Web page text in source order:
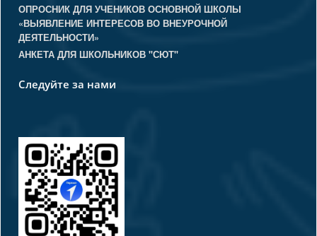
ОПРОСНИК ДЛЯ УЧЕНИКОВ ОСНОВНОЙ ШКОЛЫ
«ВЫЯВЛЕНИЕ ИНТЕРЕСОВ ВО ВНЕУРОЧНОЙ
ДЕЯТЕЛЬНОСТИ»
АНКЕТА ДЛЯ ШКОЛЬНИКОВ "СЮТ"
Следуйте за нами